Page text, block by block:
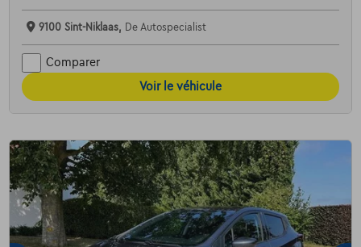
9100 Sint-Niklaas, De Autospecialist
Comparer
Voir le véhicule